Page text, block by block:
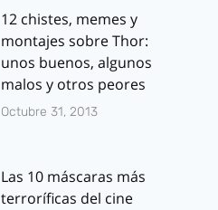
12 chistes, memes y
montajes sobre Thor:
unos buenos, algunos
malos y otros peores
Octubre 31, 2013
Las 10 máscaras más
terroríficas del cine